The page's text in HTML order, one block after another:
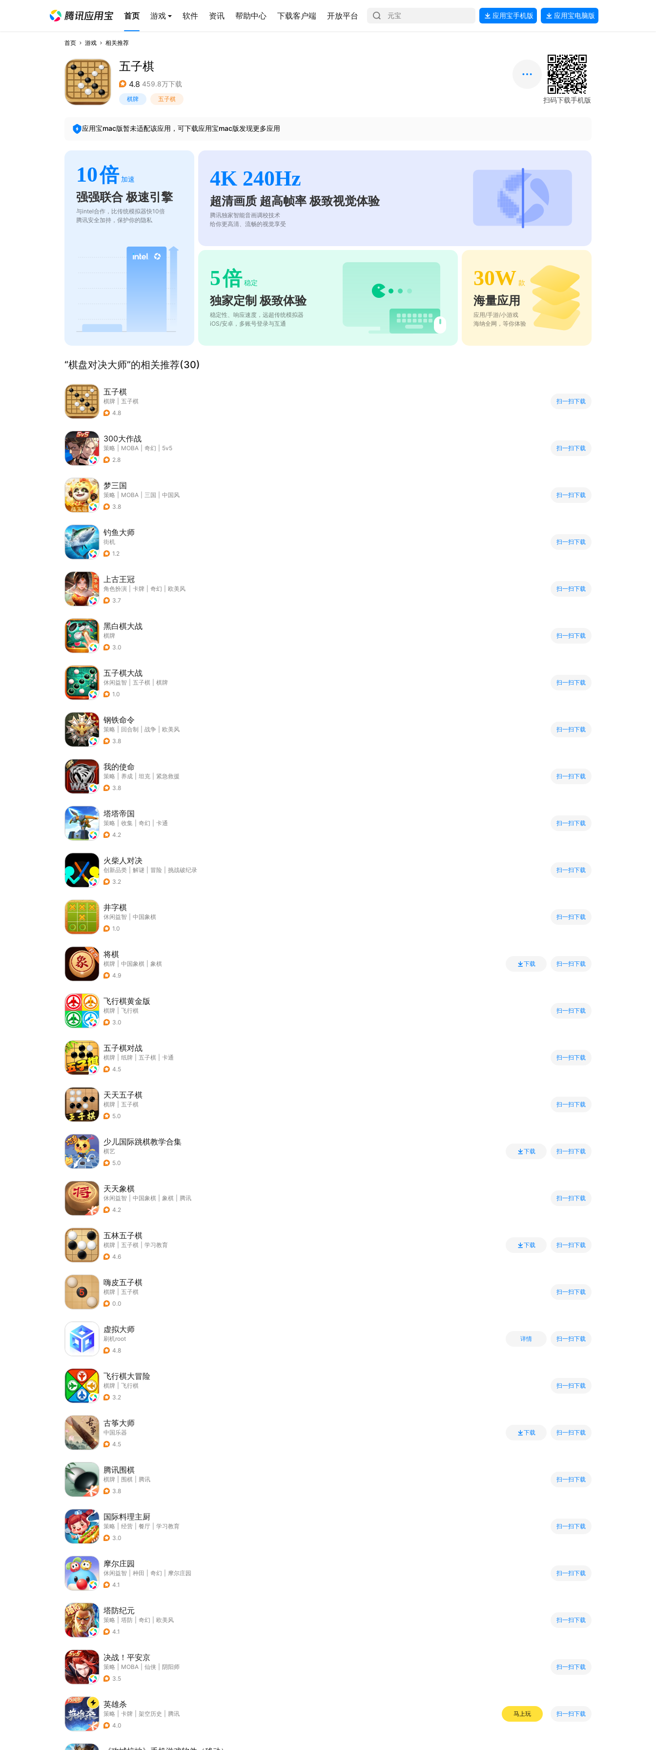
首页 游戏 软件 资讯 帮助中心 下载客户端 开放平台 应用宝手机版 应用宝电脑版
首页 游戏 相关推荐
五子棋
4.8 459.8万下载
棋牌 五子棋 扫码下载手机版
应用宝mac版暂未适配该应用，可下载应用宝mac版发现更多应用
10倍 加速
强强联合 极速引擎
与intel合作，比传统模拟器快10倍
腾讯安全加持，保护你的隐私
4K 240Hz
超清画质 超高帧率 极致视觉体验
腾讯独家智能音画调校技术
给你更高清、流畅的视觉享受
5倍 稳定
独家定制 极致体验
稳定性、响应速度，远超传统模拟器
iOS/安卓，多账号登录与互通
30W 款
海量应用
应用/手游/小游戏
海纳全网，等你体验
“棋盘对决大师”的相关推荐(30)
五子棋
棋牌
五子棋
4.8
扫一扫下载
300大作战
策略 MOBA 奇幻
5v5
2.8
扫一扫下载
梦三国
策略 MOBA 三国
中国风
3.8
扫一扫下载
钓鱼大师
街机
1.2
扫一扫下载
上古王冠
角色扮演 卡牌 奇幻
欧美风
3.7
扫一扫下载
黑白棋大战
棋牌
3.0
扫一扫下载
五子棋大战
休闲益智 五子棋
棋牌
1.0
扫一扫下载
钢铁命令
策略 回合制 战争
欧美风
3.8
扫一扫下载
我的使命
策略 养成 坦克
紧急救援
3.8
扫一扫下载
塔塔帝国
策略 收集 奇幻
卡通
4.2
扫一扫下载
火柴人对决
创新品类 解谜 冒险
挑战破纪录
3.2
扫一扫下载
井字棋
休闲益智
中国象棋
1.0
扫一扫下载
将棋
棋牌 中国象棋
象棋
4.9
下载 扫一扫下载
飞行棋黄金版
棋牌
飞行棋
3.0
扫一扫下载
五子棋对战
棋牌 纸牌 五子棋
卡通
4.5
扫一扫下载
天天五子棋
棋牌
五子棋
5.0
扫一扫下载
少儿国际跳棋教学合集
棋艺
5.0
下载 扫一扫下载
天天象棋
休闲益智 中国象棋 象棋
腾讯
4.2
扫一扫下载
五林五子棋
棋牌 五子棋
学习教育
4.6
下载 扫一扫下载
嗨皮五子棋
棋牌
五子棋
0.0
扫一扫下载
虚拟大师
刷机root
4.8
详情 扫一扫下载
飞行棋大冒险
棋牌
飞行棋
3.2
扫一扫下载
古筝大师
中国乐器
4.5
下载 扫一扫下载
腾讯围棋
棋牌 围棋
腾讯
3.8
扫一扫下载
国际料理主厨
策略 经营 餐厅
学习教育
3.0
扫一扫下载
摩尔庄园
休闲益智 种田 奇幻
摩尔庄园
4.1
扫一扫下载
塔防纪元
策略 塔防 奇幻
欧美风
4.1
扫一扫下载
决战！平安京
策略 MOBA 仙侠
阴阳师
3.5
扫一扫下载
英雄杀
策略 卡牌 架空历史
腾讯
4.0
马上玩 扫一扫下载